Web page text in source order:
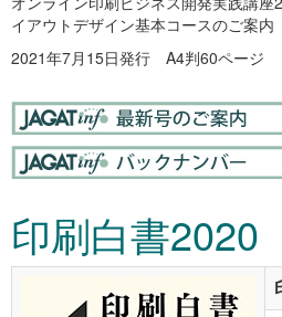
イアウトデザイン基本コースのご案内
2021年7月15日発行 A4判60ページ
印刷白書2020